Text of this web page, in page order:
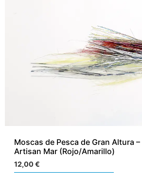
Moscas de Pesca de Gran Altura
Artisan Mar (Rojo/Amarillo)
12,00€